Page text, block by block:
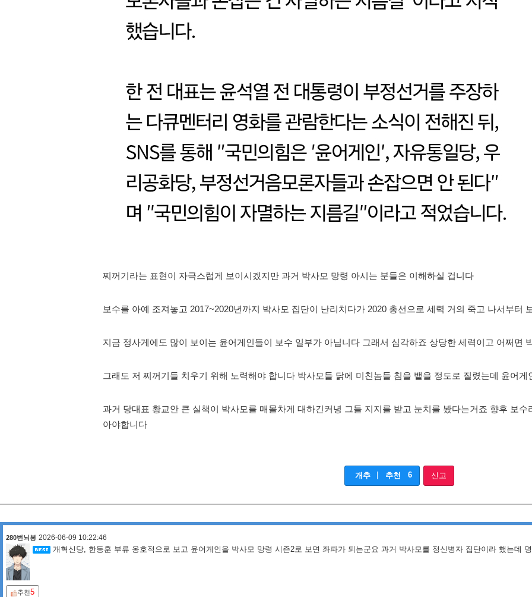
찌꺼기라는 표현이 자극스럽게 보이시겠지만 과거 박사모 망령 아시는 분들은 이해하실 겁니다
보수를 아예 조져놓고 2017~2020년까지 박사모 집단이 난리치다가 2020 총선으로 세력 거의 죽고 나서부터
지금 정사게에도 많이 보이는 윤어게인들이 보수 일부가 아닙니다 그래서 심각하죠 상당한 세력이고 어쩌면
그래도 저 찌꺼기들 치우기 위해 노력해야 합니다 박사모들 닭에 미친놈들 침을 뱉을 정도로 질렸는데 윤어
과거 당대표 황교안 큰 실책이 박사모를 매몰차게 대하긴커녕 그들 지지를 받고 눈치를 봤다는거죠 향후 보
아야합니다
개추 추천 6 신고
280번뇌봉 2026-06-09 10:22:46
개혁신당, 한동훈 부류 옹호적으로 보고 윤어게인을 박사모 망령 시즌2로 보면 좌파가 되는군요 과거 박사모를 정신병자 집단이라 했는데
추천5